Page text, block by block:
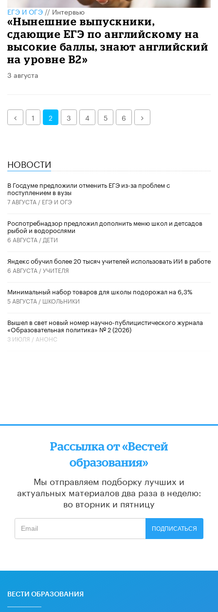
ЕГЭ И ОГЭ//Интервью
«Нынешние выпускники,
сдающие ЕГЭ по английскому на
высокие баллы, знают английский
на уровне B2»
3 августа
Назад1 2 3 4 5 6 Далее
НОВОСТИ
В Госдуме предложили отменить ЕГЭ из-за проблем с
поступлением в вузы
7 АВГУСТА / ЕГЭ И ОГЭ
Роспотребнадзор предложил дополнить меню школ и детсадов
рыбой и водорослями
6 АВГУСТА / ДЕТИ
​Яндекс обучил более 20 тысяч учителей использовать ИИ в работе
6 АВГУСТА /УЧИТЕЛЯ
Минимальный набор товаров для школы подорожал на 6,3%
5 АВГУСТА / ШКОЛЬНИКИ
Вышел в свет новый номер научно-публицистического журнала
«Образовательная политика» № 2 (2026)
3 ИЮЛЯ / АНОНС
Рассылка от «Вестей
образования»
Мы отправляем подборку лучших и
актуальных материалов два раза в неделю:
во вторник и пятницу
ПОДПИСАТЬСЯ
ВЕСТИ ОБРАЗОВАНИЯ